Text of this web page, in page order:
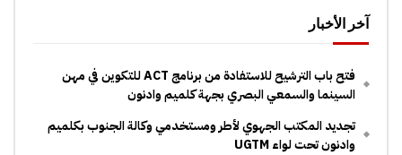
آخر الأخبار
فتح باب الترشيح للاستفادة من برنامج ACT للتكوين في مهن
السينما والسمعي البصري بجهة كلميم وادنون
تجديد المكتب الجهوي لأطر ومستخدمي وكالة الجنوب بكلميم
وادنون تحت لواء UGTM